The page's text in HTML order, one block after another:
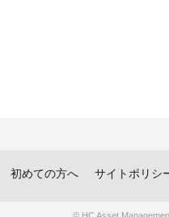
初めての方へ サイトポリシ